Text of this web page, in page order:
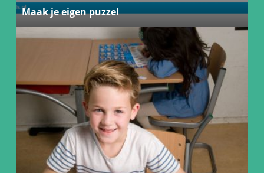
Maak je eigen puzzel